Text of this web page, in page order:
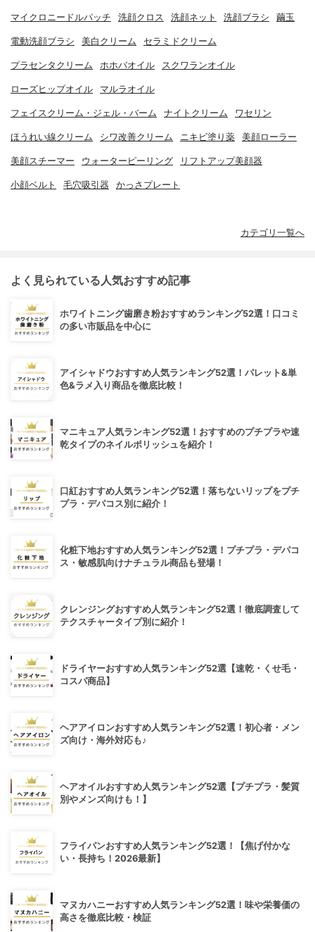
マイクロニードルパッチ 洗顔クロス 洗顔ネット 洗顔ブラシ 繭玉
電動洗顔ブラシ 美白クリーム セラミドクリーム
プラセンタクリーム ホホバオイル スクワランオイル
ローズヒップオイル マルラオイル
フェイスクリーム・ジェル・バーム ナイトクリーム ワセリン
ほうれい線クリーム シワ改善クリーム ニキビ塗り薬 美顔ローラー
美顔スチーマー ウォーターピーリング リフトアップ美顔器
小顔ベルト 毛穴吸引器 かっさプレート
カテゴリ一覧へ
よく見られている人気おすすめ記事
ホワイトニング歯磨き粉おすすめランキング52選！口コミ
の多い市販品を中心に
アイシャドウおすすめ人気ランキング52選！パレット&単
色&ラメ入り商品を徹底比較！
マニキュア人気ランキング52選！おすすめのプチプラや速
乾タイプのネイルポリッシュを紹介！
口紅おすすめ人気ランキング52選！落ちないリップをプチ
プラ・デパコス別に紹介！
化粧下地おすすめ人気ランキング52選！プチプラ・デパコ
ス・敏感肌向けナチュラル商品も登場！
クレンジングおすすめ人気ランキング52選！徹底調査して
テクスチャータイプ別に紹介！
ドライヤーおすすめ人気ランキング52選【速乾・くせ毛・
コスパ商品】
ヘアアイロンおすすめ人気ランキング52選！初心者・メン
ズ向け・海外対応も♪
ヘアオイルおすすめ人気ランキング52選【プチプラ・髪質
別やメンズ向けも！】
フライパンおすすめ人気ランキング52選！【焦げ付かな
い・長持ち！2026最新】
マヌカハニーおすすめ人気ランキング52選！味や栄養価の
高さを徹底比較・検証